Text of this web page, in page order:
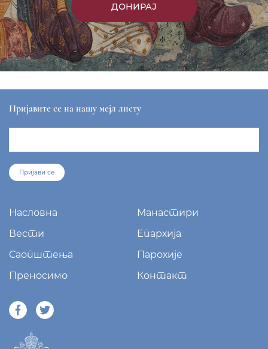
ДОНИРАЈ
Пријавите се на нашу мејл листу
Пријави се
Насловна
Манастири
Вести
Епархија
Саопштења
Парохије
Преносимо
Контакт